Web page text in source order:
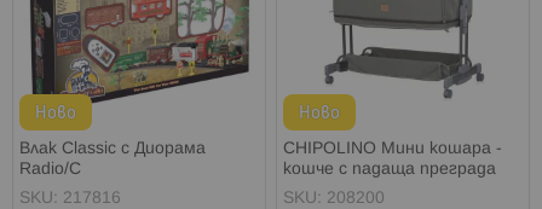
Ново
Влак Classic с Диорама
Radio/C
SKU: 217816
Ново
CHIPOLINO Мини кошара -
кошче с падаща преграда
2в1 ZEN МАТЧА
SKU: 208200